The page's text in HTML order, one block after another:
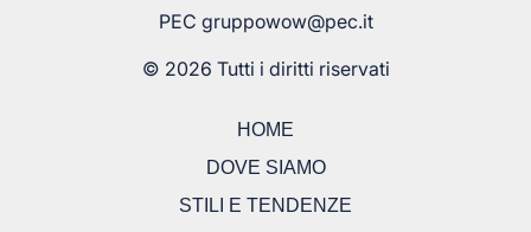
PEC gruppowow@pec.it
© 2026 Tutti i diritti riservati
HOME
DOVE SIAMO
STILI E TENDENZE